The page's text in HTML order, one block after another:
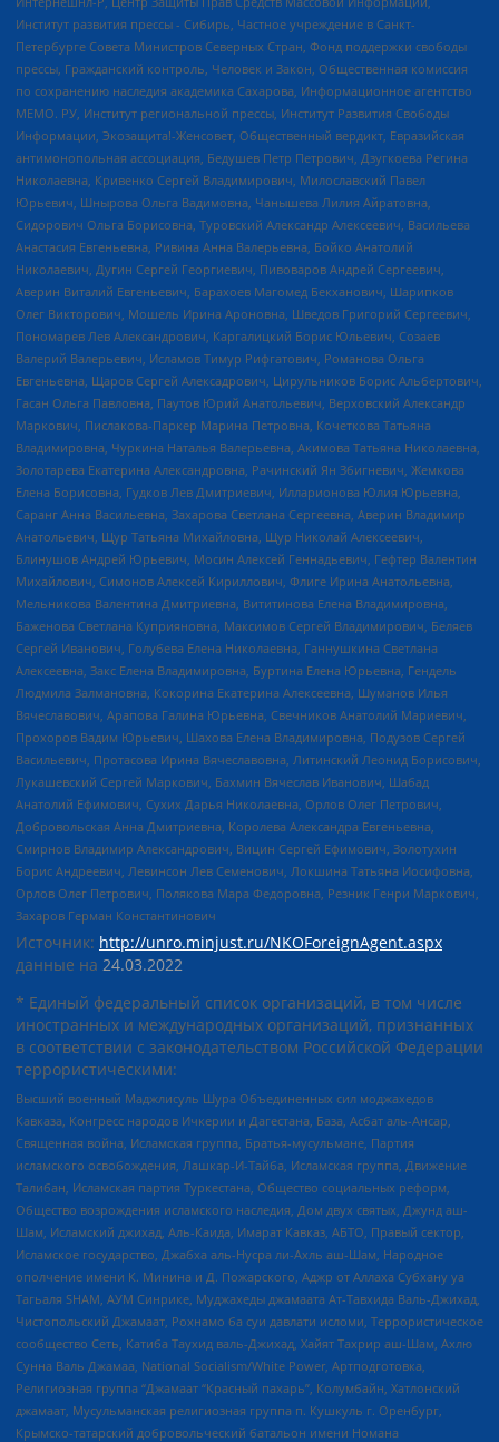
Институт развития прессы - Сибирь, Частное учреждение в Санкт-
Петербурге Совета Министров Северных Стран, Фонд поддержки свободы
прессы, Гражданский контроль, Человек и Закон, Общественная комиссия
по сохранению наследия академика Сахарова, Информационное агентство
МЕМО. РУ, Институт региональной прессы, Институт Развития Свободы
Информации, Экозащита!-Женсовет, Общественный вердикт, Евразийская
антимонопольная ассоциация, Бедушев Петр Петрович, Дзугкоева Регина
Николаевна, Кривенко Сергей Владимирович, Милославский Павел
Юрьевич, Шнырова Ольга Вадимовна, Чанышева Лилия Айратовна,
Сидорович Ольга Борисовна, Туровский Александр Алексеевич, Васильева
Анастасия Евгеньевна, Ривина Анна Валерьевна, Бойко Анатолий
Николаевич, Дугин Сергей Георгиевич, Пивоваров Андрей Сергеевич,
Аверин Виталий Евгеньевич, Барахоев Магомед Бекханович, Шарипков
Олег Викторович, Мошель Ирина Ароновна, Шведов Григорий Сергеевич,
Пономарев Лев Александрович, Каргалицкий Борис Юльевич, Созаев
Валерий Валерьевич, Исламов Тимур Рифгатович, Романова Ольга
Евгеньевна, Щаров Сергей Алексадрович, Цирульников Борис Альбертович,
Гасан Ольга Павловна, Паутов Юрий Анатольевич, Верховский Александр
Маркович, Пислакова-Паркер Марина Петровна, Кочеткова Татьяна
Владимировна, Чуркина Наталья Валерьевна, Акимова Татьяна Николаевна,
Золотарева Екатерина Александровна, Рачинский Ян Збигневич, Жемкова
Елена Борисовна, Гудков Лев Дмитриевич, Илларионова Юлия Юрьевна,
Саранг Анна Васильевна, Захарова Светлана Сергеевна, Аверин Владимир
Анатольевич, Щур Татьяна Михайловна, Щур Николай Алексеевич,
Блинушов Андрей Юрьевич, Мосин Алексей Геннадьевич, Гефтер Валентин
Михайлович, Симонов Алексей Кириллович, Флиге Ирина Анатольевна,
Мельникова Валентина Дмитриевна, Вититинова Елена Владимировна,
Баженова Светлана Куприяновна, Максимов Сергей Владимирович, Беляев
Сергей Иванович, Голубева Елена Николаевна, Ганнушкина Светлана
Алексеевна, Закс Елена Владимировна, Буртина Елена Юрьевна, Гендель
Людмила Залмановна, Кокорина Екатерина Алексеевна, Шуманов Илья
Вячеславович, Арапова Галина Юрьевна, Свечников Анатолий Мариевич,
Прохоров Вадим Юрьевич, Шахова Елена Владимировна, Подузов Сергей
Васильевич, Протасова Ирина Вячеславовна, Литинский Леонид Борисович,
Лукашевский Сергей Маркович, Бахмин Вячеслав Иванович, Шабад
Анатолий Ефимович, Сухих Дарья Николаевна, Орлов Олег Петрович,
Добровольская Анна Дмитриевна, Королева Александра Евгеньевна,
Смирнов Владимир Александрович, Вицин Сергей Ефимович, Золотухин
Борис Андреевич, Левинсон Лев Семенович, Локшина Татьяна Иосифовна,
Орлов Олег Петрович, Полякова Мара Федоровна, Резник Генри Маркович,
Захаров Герман Константинович
Источник: http://unro.minjust.ru/NKOForeignAgent.aspx
данные на 24.03.2022
* Единый федеральный список организаций, в том числе
иностранных и международных организаций, признанных
в соответствии с законодательством Российской Федерации
террористическими:
Высший военный Маджлисуль Шура Объединенных сил моджахедов
Кавказа, Конгресс народов Ичкерии и Дагестана, База, Асбат аль-Ансар,
Священная война, Исламская группа, Братья-мусульмане, Партия
исламского освобождения, Лашкар-И-Тайба, Исламская группа, Движение
Талибан, Исламская партия Туркестана, Общество социальных реформ,
Общество возрождения исламского наследия, Дом двух святых, Джунд аш-
Шам, Исламский джихад, Аль-Каида, Имарат Кавказ, АБТО, Правый сектор,
Исламское государство, Джабха аль-Нусра ли-Ахль аш-Шам, Народное
ополчение имени К. Минина и Д. Пожарского, Аджр от Аллаха Субхану уа
Тагьаля SHAM, АУМ Синрике, Муджахеды джамаата Ат-Тавхида Валь-Джихад,
Чистопольский Джамаат, Рохнамо ба суи давлати исломи, Террористическое
сообщество Сеть, Катиба Таухид валь-Джихад, Хайят Тахрир аш-Шам, Ахлю
Сунна Валь Джамаа, National Socialism/White Power, Артподготовка,
Религиозная группа “Джамаат “Красный пахарь”, Колумбайн, Хатлонский
джамаат, Мусульманская религиозная группа п. Кушкуль г. Оренбург,
Крымско-татарский добровольческий батальон имени Номана